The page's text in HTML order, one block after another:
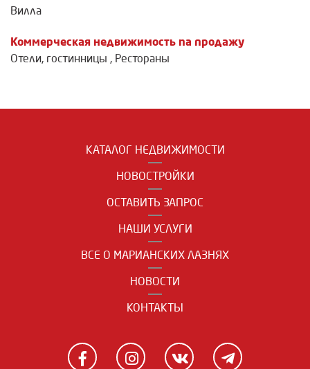
Вилла
Коммерческая недвижимость na продажу
Отели, гостинницы , Рестораны
КАТАЛОГ НЕДВИЖИМОСТИ
НОВОСТРОЙКИ
ОСТАВИТЬ ЗАПРОС
НАШИ УСЛУГИ
ВСЕ О МАРИАНСКИХ ЛАЗНЯХ
НОВОСТИ
КОНТАКТЫ